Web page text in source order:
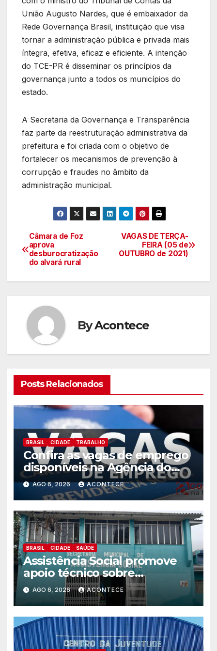
União Augusto Nardes, que é embaixador da
Rede Governança Brasil, instituição que visa
tornar a administração pública e privada mais
íntegra, efetiva, eficaz e eficiente. A intenção
do TCE-PR é disseminar os princípios da
governança junto a todos os municípios do
estado.
A Secretaria da Governança e Transparência
faz parte da reestruturação administrativa da
prefeitura e foi criada com o objetivo de
fortalecer os mecanismos de prevenção à
corrupção e fraudes no âmbito da
administração municipal.
Navegação
de
artigos
VAGAS DE TERÇA-
FEIRA (05 de
OUTUBRO de 2021)
Câmara de Foz
aprova
desburocratização
do alvará rural
ByAcontece
Posts Relacionados
BRASIL CIDADE TRABALHO
Confira as vagas de emprego
disponíveis na Agência do
Trabalhador
AGO 6, 2026 ACONTECE
BRASIL CIDADE SAÚDE
Assistência Social promove
apoio técnico sobre
preparação e resposta a
situações de emergência e
calamidade pública
AGO 6, 2026 ACONTECE